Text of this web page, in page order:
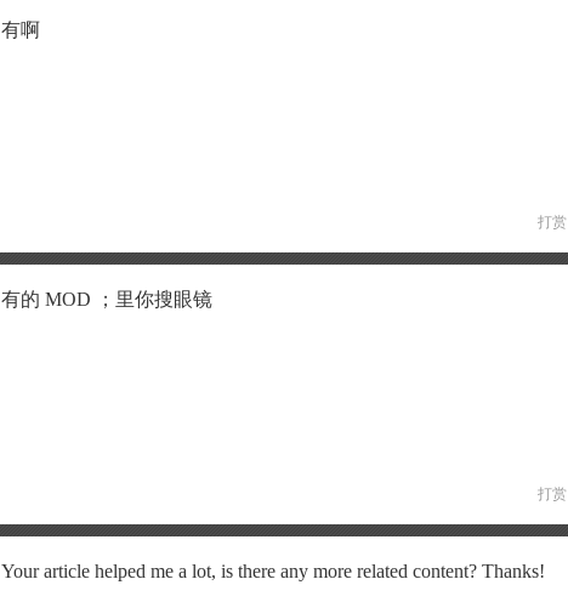
有啊
打赏
有的 MOD ；里你搜眼镜
打赏
Your article helped me a lot, is there any more related content? Thanks!